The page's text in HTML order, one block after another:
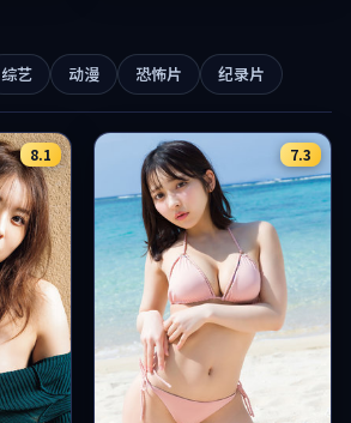
综艺 动漫 恐怖片 纪录片
8.1 7.3